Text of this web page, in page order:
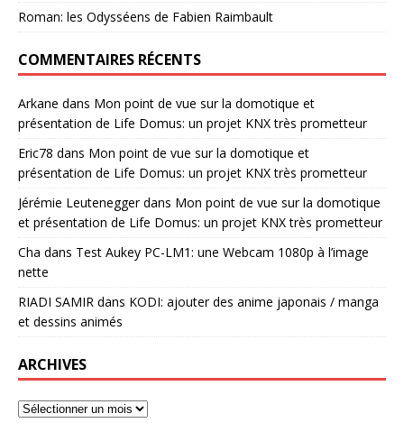
Roman: les Odysséens de Fabien Raimbault
COMMENTAIRES RÉCENTS
Arkane dans Mon point de vue sur la domotique et
présentation de Life Domus: un projet KNX très prometteur
Eric78 dans Mon point de vue sur la domotique et
présentation de Life Domus: un projet KNX très prometteur
Jérémie Leuteneggerdans Mon point de vue sur la domotique
et présentation de Life Domus: un projet KNX très prometteur
Cha dans Test Aukey PC-LM1: une Webcam 1080p à l’image
nette
RIADI SAMIR dans KODI: ajouter des anime japonais / manga
et dessins animés
ARCHIVES